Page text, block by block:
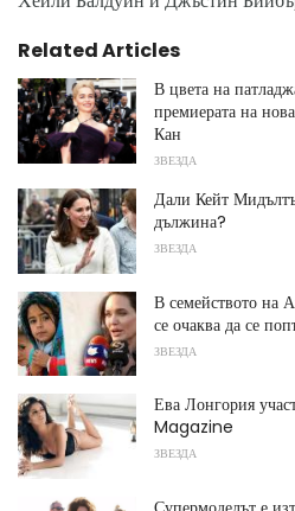
Related Articles
В цвета на
премиерата на
Кан
ЗВЕЗДА
Дали Кейт
дължина?
ЗВЕЗДА
В семейството на
се очаква да се
ЗВЕЗДА
Ева Лонгория
Magazine
ЗВЕЗДА